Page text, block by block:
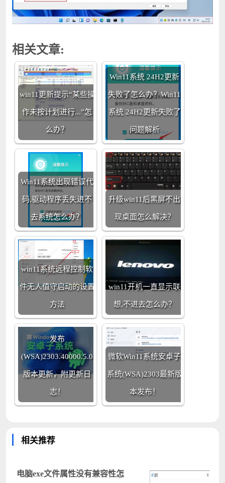
相关文章:
win11更新提示“某些操
作未按计划进行...”怎
么办？
Win11系统 24H2更新
失败了怎么办？Win11
系统 24H2更新失败了
问题解析
Win11系统出现错误代
码,驱动程序丢失进不
去系统怎么办？
升级win11后黑屏不出
现桌面怎么解决？
win11系统远程控制软
件无人值守启动的设置
方法
win11开机一直显示联
想,不进去怎么办？
Win11系统安卓子系统
发布
(WSA)2303.40000.5.0
版本更新，附更新日
志！
微软Win11系统安卓子
系统(WSA)2303最新版
本发布！
相关推荐
电脑exe文件属性没有兼容性怎